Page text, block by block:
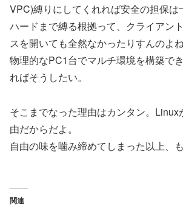
VPC)縛りにしてくれれば安全の担保は
ハードまで縛る根拠って、クライアン
スを開いても全然なかったりすんのよね
物理的なPC1台でマルチ環境を構築で
ればそうしたい。
そこまでなった理由はカンタン。Linux
由だからだよ。
自由の味を噛み締めてしまった以上、
関連